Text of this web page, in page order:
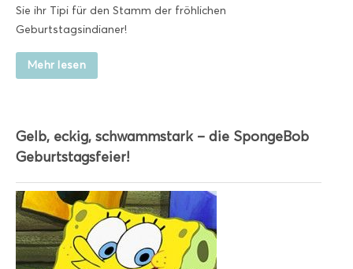
Sie ihr Tipi für den Stamm der fröhlichen
Geburtstagsindianer!
Mehr lesen
Gelb, eckig, schwammstark – die SpongeBob
Geburtstagsfeier!